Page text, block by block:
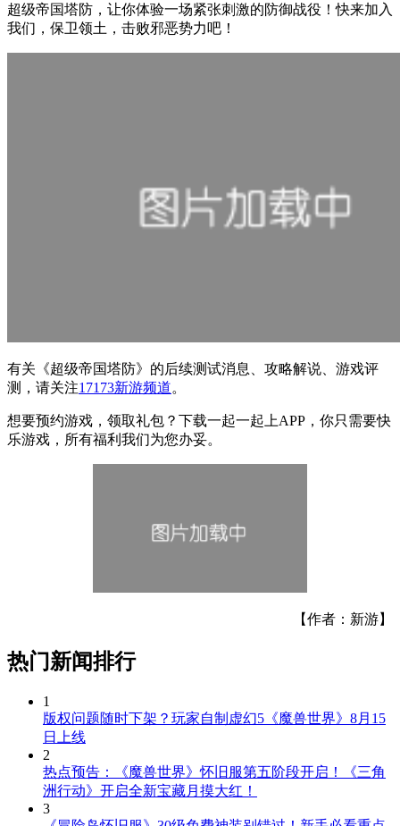
超级帝国塔防，让你体验一场紧张刺激的防御战役！快来加入
我们，保卫领土，击败邪恶势力吧！
有关 《超级帝国塔防》 的后续测试消息、攻略解说、游戏评
测，请关注17173新游频道。
想要预约游戏，领取礼包？下载一起一起上APP，你只需要快
乐游戏，所有福利我们为您办妥。
【作者：新游】
热门新闻排行
1
版权问题随时下架？玩家自制虚幻5《魔兽世界》8月15
日上线
2
热点预告：《魔兽世界》怀旧服第五阶段开启！《三角
洲行动》开启全新宝藏月摸大红！
3